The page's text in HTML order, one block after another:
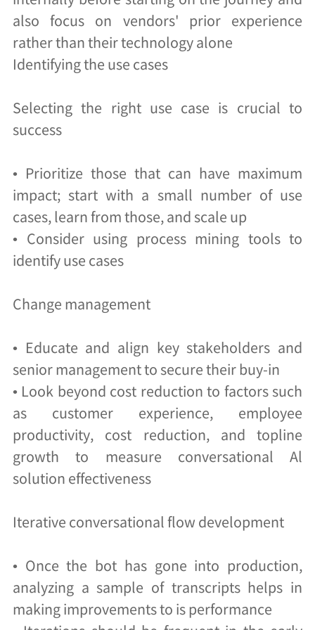
also focus on vendors' prior experience
rather than their technology alone
Identifying the use cases
Selecting the right use case is crucial to
success
• Prioritize those that can have maximum
impact; start with a small number of use
cases, learn from those, and scale up
• Consider using process mining tools to
identify use cases
Change management
• Educate and align key stakeholders and
senior management to secure their buy-in
• Look beyond cost reduction to factors such
as customer experience, employee
productivity, cost reduction, and topline
growth to measure conversational Al
solution effectiveness
Iterative conversational flow development
• Once the bot has gone into production,
analyzing a sample of transcripts helps in
making improvements to is performance